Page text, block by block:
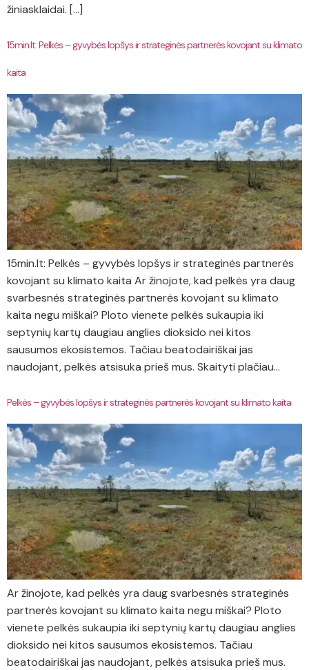
žiniasklaidai. […]
15min.lt: Pelkės – gyvybės lopšys ir strateginės partnerės kovojant su klimato
kaita
15min.lt: Pelkės – gyvybės lopšys ir strateginės partnerės
kovojant su klimato kaita Ar žinojote, kad pelkės yra daug
svarbesnės strateginės partnerės kovojant su klimato
kaita negu miškai? Ploto vienete pelkės sukaupia iki
septynių kartų daugiau anglies dioksido nei kitos
sausumos ekosistemos. Tačiau beatodairiškai jas
naudojant, pelkės atsisuka prieš mus. Skaityti plačiau…
Pelkės – gyvybės lopšys ir strateginės partnerės kovojant su klimato kaita
Ar žinojote, kad pelkės yra daug svarbesnės strateginės
partnerės kovojant su klimato kaita negu miškai? Ploto
vienete pelkės sukaupia iki septynių kartų daugiau anglies
dioksido nei kitos sausumos ekosistemos. Tačiau
beatodairiškai jas naudojant, pelkės atsisuka prieš mus.